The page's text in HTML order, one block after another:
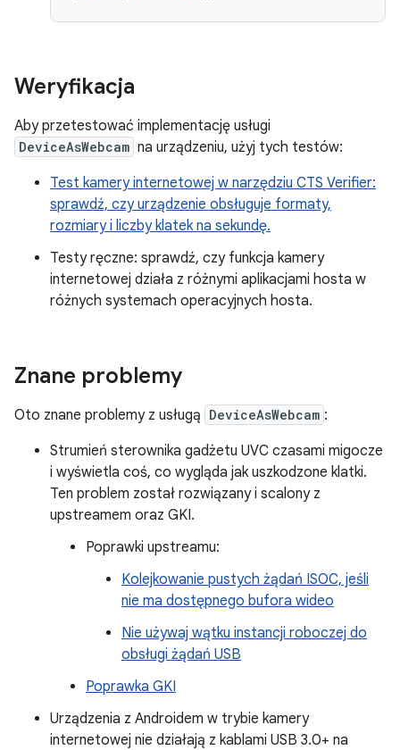
Weryfikacja
Aby przetestować implementację usługi
DeviceAsWebcam na urządzeniu, użyj tych testów:
Test kamery internetowej w narzędziu CTS Verifier:
sprawdź, czy urządzenie obsługuje formaty,
rozmiary i liczby klatek na sekundę.
Testy ręczne: sprawdź, czy funkcja kamery
internetowej działa z różnymi aplikacjami hosta w
różnych systemach operacyjnych hosta.
Znane problemy
Oto znane problemy z usługą DeviceAsWebcam :
Strumień sterownika gadżetu UVC czasami migocze
i wyświetla coś, co wygląda jak uszkodzone klatki.
Ten problem został rozwiązany i scalony z
upstreamem oraz GKI.
Poprawki upstreamu:
Kolejkowanie pustych żądań ISOC, jeśli
nie ma dostępnego bufora wideo
Nie używaj wątku instancji roboczej do
obsługi żądań USB
Poprawka GKI
Urządzenia z Androidem w trybie kamery
internetowej nie działają z kablami USB 3.0+ na